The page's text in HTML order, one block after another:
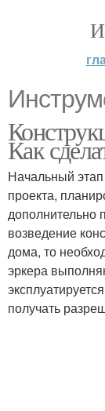
Как
Начальный этап
проекта,
дополнительно
возведение
дома, то
эркера
получать